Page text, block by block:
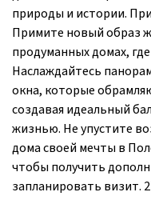
природы и истории.
Примите новый образ
продуманных домах,
Наслаждайтесь
окна, которые
создавая идеальный
жизнью. Не упустите
дома своей мечты в
чтобы получить
запланировать визит.